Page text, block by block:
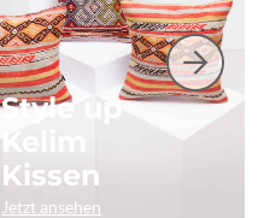
Style up
Kelim
Kissen
Jetzt ansehen